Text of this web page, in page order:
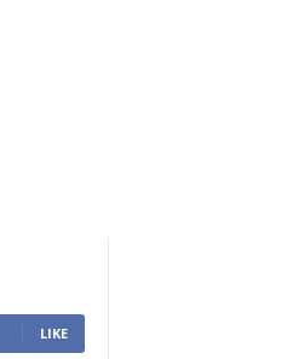
LIKE